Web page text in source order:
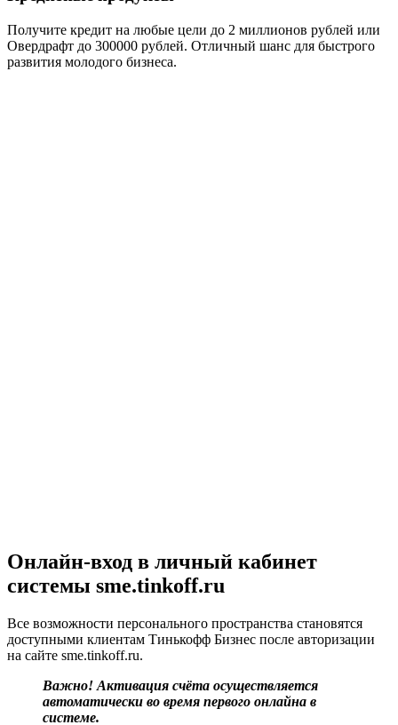
Получите кредит на любые цели до 2 миллионов рублей или
Овердрафт до 300000 рублей. Отличный шанс для быстрого
развития молодого бизнеса.
Онлайн-вход в личный кабинет
системы sme.tinkoff.ru
Все возможности персонального пространства становятся
доступными клиентам Тинькофф Бизнес после авторизации
на сайте sme.tinkoff.ru.
Важно! Активация счёта осуществляется
автоматически во время первого онлайна в
системе.